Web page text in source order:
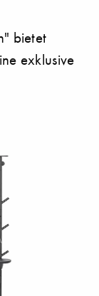
bietet
exklusive